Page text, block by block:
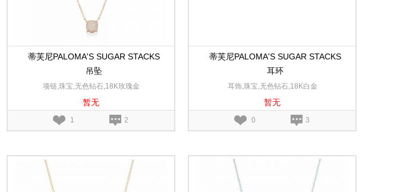
蒂芙尼PALOMA'S SUGAR STACKS
吊坠
项链,珠宝,无色钻石,18K玫瑰金
暂无
1 2
蒂芙尼PALOMA'S SUGAR STACKS
耳环
耳饰,珠宝,无色钻石,18K白金
暂无
0 3